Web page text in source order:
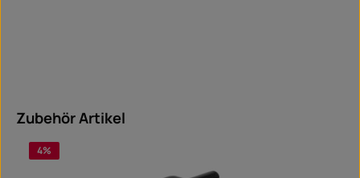
Salta la galleria dei prodotti
Zubehör Artikel
4%